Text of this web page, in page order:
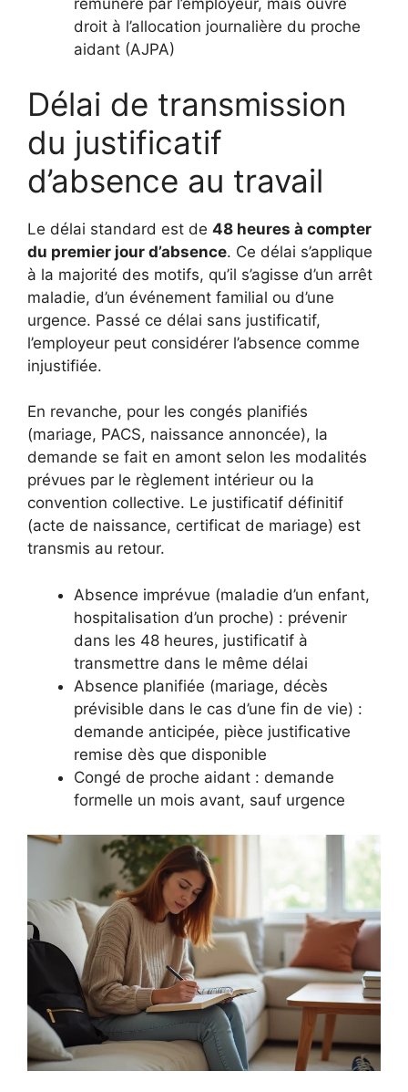
rémunéré par l’employeur, mais ouvre
droit à l’allocation journalière du proche
aidant (AJPA)
Délai de transmission
du justificatif
d’absence au travail
Le délai standard est de 48 heures à compter
du premier jour d’absence. Ce délai s’applique
à la majorité des motifs, qu’il s’agisse d’un arrêt
maladie, d’un événement familial ou d’une
urgence. Passé ce délai sans justificatif,
l’employeur peut considérer l’absence comme
injustifiée.
En revanche, pour les congés planifiés
(mariage, PACS, naissance annoncée), la
demande se fait en amont selon les modalités
prévues par le règlement intérieur ou la
convention collective. Le justificatif définitif
(acte de naissance, certificat de mariage) est
transmis au retour.
Absence imprévue (maladie d’un enfant,
hospitalisation d’un proche) : prévenir
dans les 48 heures, justificatif à
transmettre dans le même délai
Absence planifiée (mariage, décès
prévisible dans le cas d’une fin de vie) :
demande anticipée, pièce justificative
remise dès que disponible
Congé de proche aidant : demande
formelle un mois avant, sauf urgence